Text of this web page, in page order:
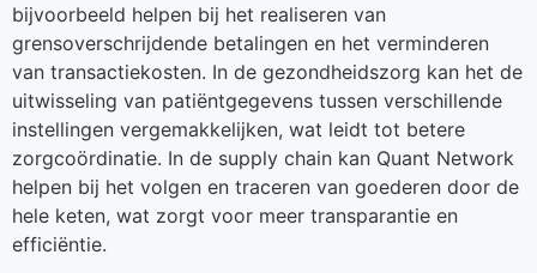
bijvoorbeeld helpen bij het realiseren van
grensoverschrijdende betalingen en het verminderen
van transactiekosten. In de gezondheidszorg kan het de
uitwisseling van patiëntgegevens tussen verschillende
instellingen vergemakkelijken, wat leidt tot betere
zorgcoördinatie. In de supply chain kan Quant Network
helpen bij het volgen en traceren van goederen door de
hele keten, wat zorgt voor meer transparantie en
efficiëntie.